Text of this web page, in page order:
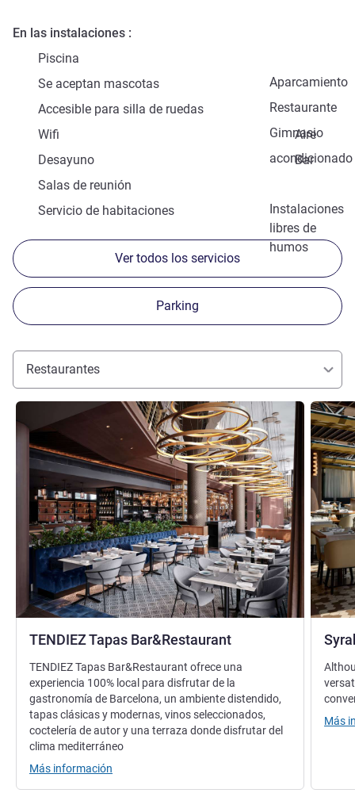
En las instalaciones
Piscina
Aparcamiento
Se aceptan mascotas
Restaurante
Accesible para silla de ruedas
Gimnasio
Wifi
Aire
acondicionado
Desayuno
Bar
Salas de reunión
Instalaciones
libres de
humos
Servicio de habitaciones
Ver todos los servicios
Parking
Restaurantes
TENDIEZ Tapas Bar&Restaurant
Más información
TENDIEZ Tapas Bar&Restaurant ofrece una
experiencia 100% local para disfrutar de la
gastronomía de Barcelona, un ambiente distendido,
tapas clásicas y modernas, vinos seleccionados,
coctelería de autor y una terraza donde disfrutar del
clima mediterráneo
Más información
Más
Más